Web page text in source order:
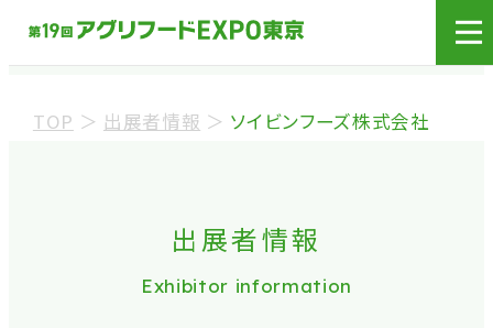
展示会場への入場には
来場登録が必要です。
来場事前登録（プレス）
※業界関係者を対象とした商談会であり、
TOP ＞ 出展者情報 ＞ ソイビンフーズ株式会社
出展者情報
Exhibitor information